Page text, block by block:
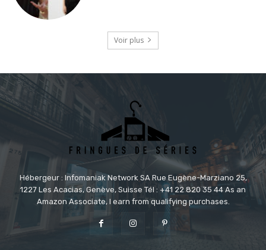
Voir plus
Hébergeur : Infomaniak Network SA Rue Eugène-Marziano 25,
1227 Les Acacias, Genève, Suisse Tél : +41 22 820 35 44 As an
Amazon Associate, I earn from qualifying purchases.